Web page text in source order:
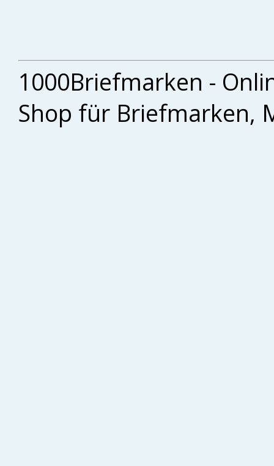
1000Briefmarken -
Shop für Briefmarken,